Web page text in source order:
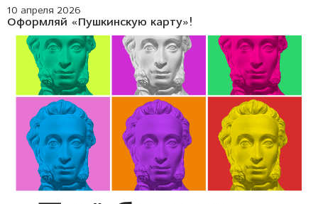
10 апреля 2026
Оформляй «Пушкинскую карту»!